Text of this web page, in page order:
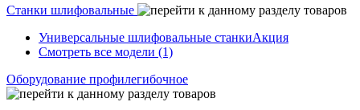
Станки шлифовальные
Универсальные шлифовальные станкиАкция
Смотреть все модели (1)
Оборудование профилегибочное